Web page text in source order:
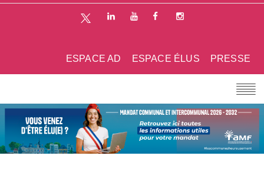
PRESSE
ESPACE ÉLUS
ESPACE AD